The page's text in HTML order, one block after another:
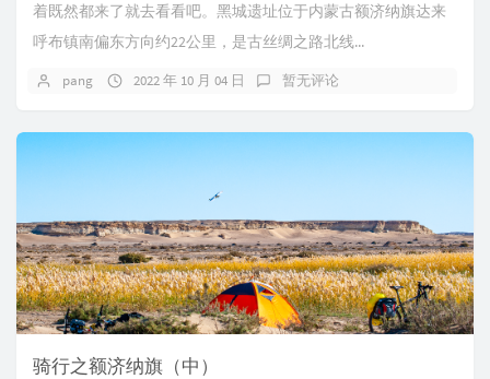
着既然都来了就去看看吧。黑城遗址位于内蒙古额济纳旗达来
呼布镇南偏东方向约22公里，是古丝绸之路北线...
pang 2022 年 10 月 04 日 暂无评论
骑行之额济纳旗（中）